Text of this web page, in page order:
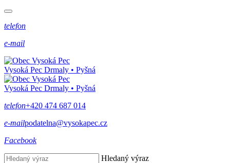
telefon
e-mail
Vysoká Pec Drmaly • Pyšná
Vysoká Pec Drmaly • Pyšná
telefon+420 474 687 014
e-mailpodatelna@vysokapec.cz
Facebook
Hledaný výraz